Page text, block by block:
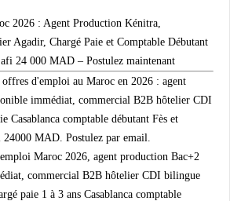
2026 : Agent Production Kénitra,
Agadir, Chargé Paie et Comptable Débutant
24 000 MAD – Postulez maintenant
d'emploi au Maroc en 2026 : agent
immédiat, commercial B2B hôtelier CDI
Casablanca comptable débutant Fès et
MAD. Postulez par email.
Maroc 2026, agent production Bac+2
commercial B2B hôtelier CDI bilingue
paie 1 à 3 ans Casablanca comptable